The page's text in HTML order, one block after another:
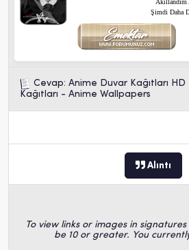
Akıllandım
Şimdi Daha
Cevap: Anime Duvar Kağıtları
Kağıtları - Anime Wallpapers
Alıntı
To view links or images in
be 10 or greater. You